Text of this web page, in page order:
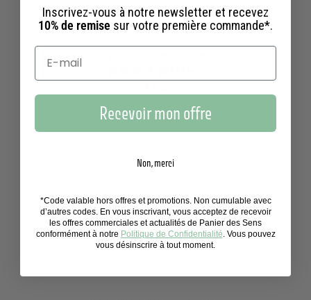
Inscrivez-vous à notre newsletter et recevez
10% de remise sur votre première commande*.
Recevoir mon offre
Non, merci
*Code valable hors offres et promotions. Non cumulable avec
d’autres codes. En vous inscrivant, vous acceptez de recevoir
les offres commerciales et actualités de Panier des Sens
conformément à notre Politique de Confidentialité . Vous pouvez
vous désinscrire à tout moment.